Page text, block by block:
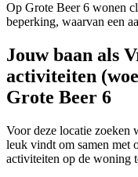
Op Grote Beer 6 wonen
beperking, waarvan een
Jouw baan als
activiteiten
Grote Beer 6
Voor deze locatie zoeken
leuk vindt om samen met
activiteiten op de woning